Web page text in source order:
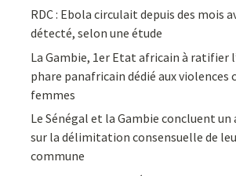
RDC : Ebola circulait depuis des mois
détecté, selon une étude
La Gambie, 1er Etat africain à ratifier
phare panafricain dédié aux violences
femmes
Le Sénégal et la Gambie concluent
sur la délimitation consensuelle de
commune